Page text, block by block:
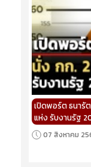
เปิดพอร์ต ธนารั
แห่ง รับงานรัฐ
07 สิงหาคม